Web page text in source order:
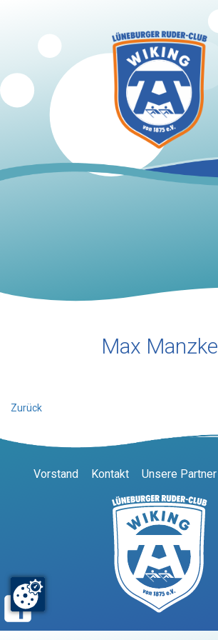
Max Manzke
Zurück
Vorstand Kontakt Unsere Partner